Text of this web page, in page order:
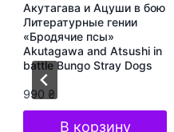
Акутагава и Ацуши в бою
Литературные гении
«Бродячие псы»
Akutagawa and Atsushi in
battle Bungo Stray Dogs
990 ₴
В корзину